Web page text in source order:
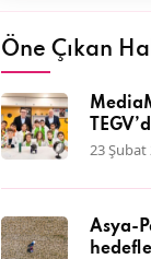
Öne Çıkan
desteği
23 Şubat
Asya-